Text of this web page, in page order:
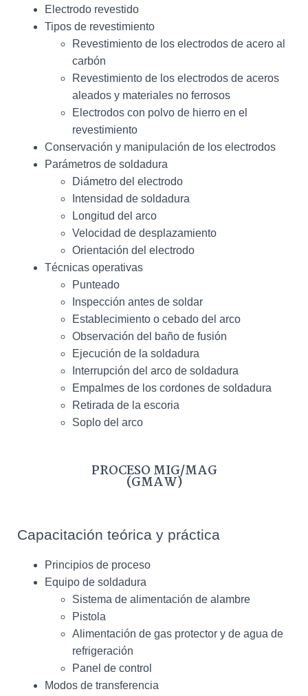
Electrodo revestido
Tipos de revestimiento
Revestimiento de los electrodos de acero al
carbón
Revestimiento de los electrodos de aceros
aleados y materiales no ferrosos
Electrodos con polvo de hierro en el
revestimiento
Conservación y manipulación de los electrodos
Parámetros de soldadura
Diámetro del electrodo
Intensidad de soldadura
Longitud del arco
Velocidad de desplazamiento
Orientación del electrodo
Técnicas operativas
Punteado
Inspección antes de soldar
Establecimiento o cebado del arco
Observación del baño de fusión
Ejecución de la soldadura
Interrupción del arco de soldadura
Empalmes de los cordones de soldadura
Retirada de la escoria
Soplo del arco
PROCESO MIG/MAG
(GMAW)
Capacitación teórica y práctica
Principios de proceso
Equipo de soldadura
Sistema de alimentación de alambre
Pistola
Alimentación de gas protector y de agua de
refrigeración
Panel de control
Modos de transferencia